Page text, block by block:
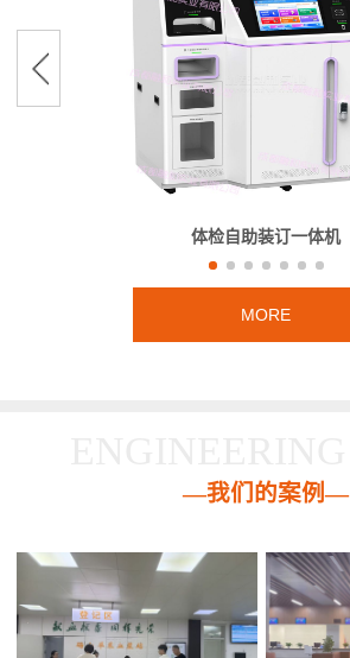
体检自助装订一体机
MORE
—我们的案例—